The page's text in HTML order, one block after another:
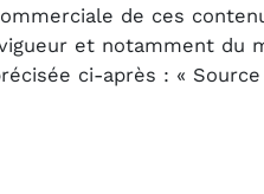
de ces
et notamment du
ci-après : «